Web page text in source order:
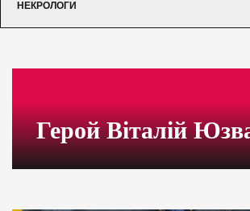
НЕКРОЛОГИ
Герой Віталій